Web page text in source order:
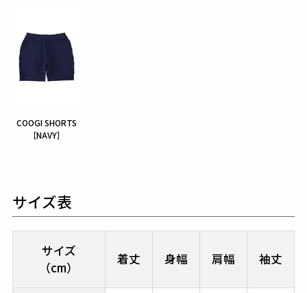
COOGI SHORTS
［NAVY］
サイズ表
サイズ
（cm）
着丈 身幅 肩幅 袖丈